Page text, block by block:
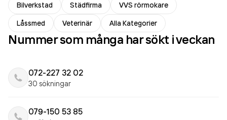
Bilverkstad
Städfirma
VVS rörmokare
Låssmed
Veterinär Alla Kategorier
Nummer som många har sökt i veckan
072-227 32 02
30 sökningar
079-150 53 85